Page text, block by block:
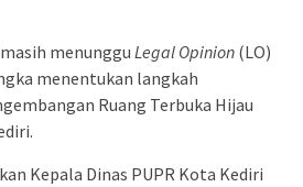
menunggu Legal Opinion (LO)
menentukan langkah
Ruang Terbuka Hijau
Kepala Dinas PUPR Kota Kediri